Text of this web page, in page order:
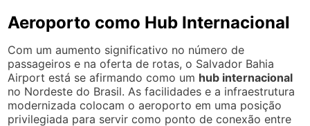
Aeroporto como Hub Internacional
Com um aumento significativo no número de
passageiros e na oferta de rotas, o Salvador Bahia
Airport está se afirmando como um hub internacional
no Nordeste do Brasil. As facilidades e a infraestrutura
modernizada colocam o aeroporto em uma posição
privilegiada para servir como ponto de conexão entre